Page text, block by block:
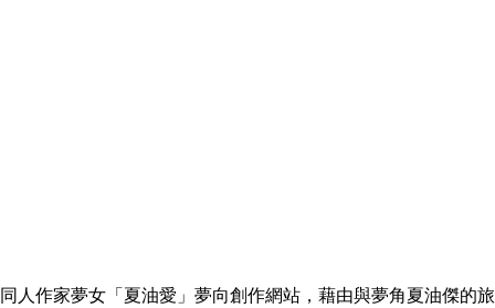
同人作家夢女「夏油愛」夢向創作網站，藉由與夢角夏油傑的旅